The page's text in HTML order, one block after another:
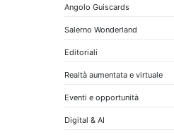
Angolo Guiscards
Salerno Wonderland
Editoriali
Realtà aumentata e virtuale
Eventi e opportunità
Digital & AI